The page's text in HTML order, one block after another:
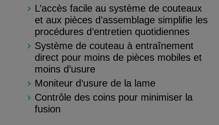
L’accès facile au système de couteaux
et aux pièces d’assemblage simplifie les
procédures d’entretien quotidiennes
Système de couteau à entraînement
direct pour moins de pièces mobiles et
moins d’usure
Moniteur d’usure de la lame
Contrôle des coins pour minimiser la
fusion